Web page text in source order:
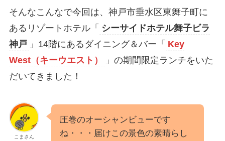
そんなこんなで今回は、神戸市垂水区東舞子町に
あるリゾートホテル「 シーサイドホテル舞子ビラ
神戸 」14階にあるダイニング＆バー「 Key
West（キーウエスト）
」の期間限定ランチをいた
だいてきました！
こまさん
圧巻のオーシャンビューです
ね・・・届けこの景色の素晴らし